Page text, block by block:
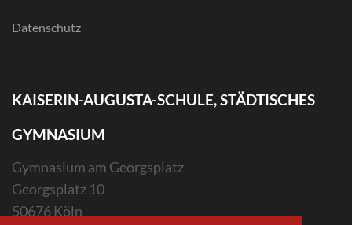
Datenschutz
KAISERIN-AUGUSTA-SCHULE, STÄDTISCHES
GYMNASIUM
Gymnasium am Georgsplatz
Georgsplatz 10
50676 Köln